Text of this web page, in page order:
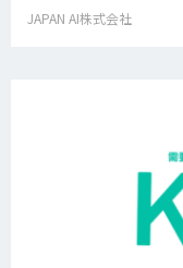
JAPAN AI株式会社